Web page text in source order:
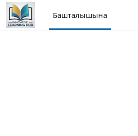
Негизги мазмунга өтүү
Башталышына